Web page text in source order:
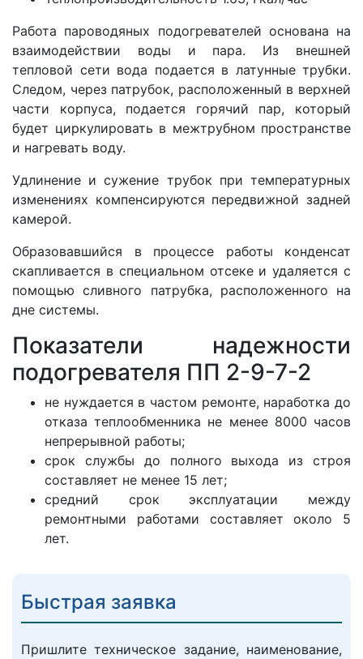
Работа пароводяных подогревателей основана на
взаимодействии воды и пара. Из внешней
тепловой сети вода подается в латунные трубки.
Следом, через патрубок, расположенный в верхней
части корпуса, подается горячий пар, который
будет циркулировать в межтрубном пространстве
и нагревать воду.
Удлинение и сужение трубок при температурных
изменениях компенсируются передвижной задней
камерой.
Образовавшийся в процессе работы конденсат
скапливается в специальном отсеке и удаляется с
помощью сливного патрубка, расположенного на
дне системы.
Показатели надежности
подогревателя ПП 2-9-7-2
не нуждается в частом ремонте, наработка до
отказа теплообменника не менее 8000 часов
непрерывной работы;
срок службы до полного выхода из строя
составляет не менее 15 лет;
средний срок эксплуатации между
ремонтными работами составляет около 5
лет.
Быстрая заявка
Пришлите техническое задание, наименование,